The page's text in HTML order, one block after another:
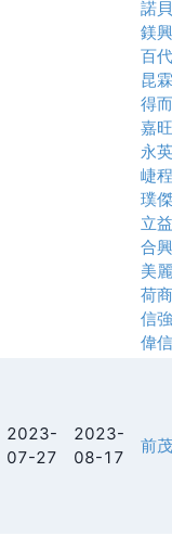
諾
鎂
百
昆
得
嘉
永
崨
璞
立
合
美
荷
信
偉
2023-
07-27
2023-
08-17
前